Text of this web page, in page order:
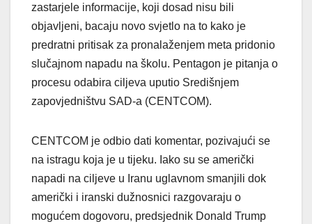
zastarjele informacije, koji dosad nisu bili
objavljeni, bacaju novo svjetlo na to kako je
predratni pritisak za pronalaženjem meta pridonio
slučajnom napadu na školu. Pentagon je pitanja o
procesu odabira ciljeva uputio Središnjem
zapovjedništvu SAD-a (CENTCOM).
CENTCOM je odbio dati komentar, pozivajući se
na istragu koja je u tijeku. Iako su se američki
napadi na ciljeve u Iranu uglavnom smanjili dok
američki i iranski dužnosnici razgovaraju o
mogućem dogovoru, predsjednik Donald Trump